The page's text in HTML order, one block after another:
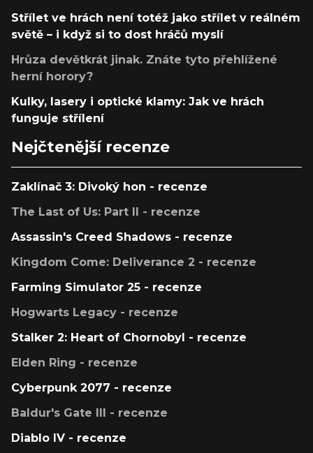
Střílet ve hrách není totéž jako střílet v reálném
světě – i když si to dost hráčů myslí
Hrůza devětkrát jinak. Znáte tyto přehlížené
herní horory?
Kulky, lasery i optické klamy: Jak ve hrách
funguje střílení
Nejčtenější recenze
Zaklínač 3: Divoký hon - recenze
The Last of Us: Part II - recenze
Assassin's Creed Shadows - recenze
Kingdom Come: Deliverance 2 - recenze
Farming Simulator 25 - recenze
Hogwarts Legacy - recenze
Stalker 2: Heart of Chornobyl - recenze
Elden Ring - recenze
Cyberpunk 2077 - recenze
Baldur's Gate III - recenze
Diablo IV - recenze